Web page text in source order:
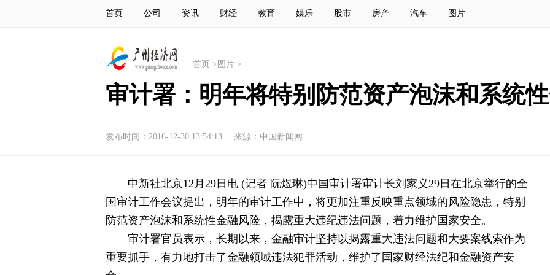
首页 公司 资讯 财经 教育 娱乐 股市 房产 汽车 图片
首页 > 图片 >
审计署：明年将特别防范资产泡沫和系统
发布时间：2016-12-30 13:54:13 来源：中国新闻网
中新社北京12月29日电 (记者 阮煜琳)中国审计署审计长刘家义29日在北京举行的全
国审计工作会议提出，明年的审计工作中，将更加注重反映重点领域的风险隐患，特别
防范资产泡沫和系统性金融风险，揭露重大违纪违法问题，着力维护国家安全。
审计署官员表示，长期以来，金融审计坚持以揭露重大违法问题和大要案线索作为
重要抓手，有力地打击了金融领域违法犯罪活动，维护了国家财经法纪和金融资产安